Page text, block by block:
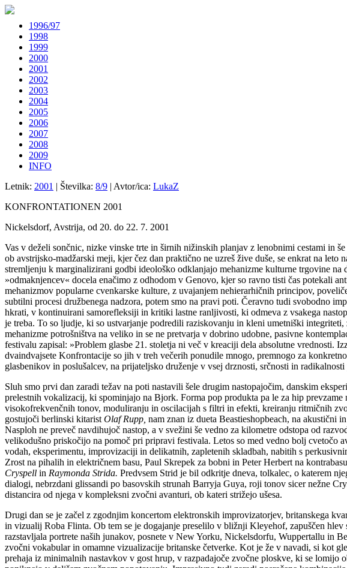
1996/97
1998
1999
2000
2001
2002
2003
2004
2005
2006
2007
2008
2009
INFO
Letnik: 2001 | Številka: 8/9 | Avtor/ica: LukaZ
KONFRONTATIONEN 2001
Nickelsdorf, Avstrija, od 20. do 22. 7. 2001
Vas v deželi sončnic, nizke vinske trte in širnih nižinskih planjav z lenobnimi cestami in
ob avstrijsko-madžarski meji, kjer čez dan praktično ne uzreš žive duše, se enkrat na
stremljenju k marginalizirani godbi ideološko odklanjajo mehanizme kulturne trgovine
»odmaknjencev« docela enačimo z odhodom v Genovo, kjer so ravno tisti čas potekali
mehanizmov popularne cvenkarske kulture, z uvajanjem nehierarhičnih principov,
subtilni procesi družbenega nadzora, potem smo na pravi poti. Čeravno tudi svobodno
hkrati, v kontinuirani samorefleksiji in kritiki lastne ranljivosti, ki odmeva z vsakega
je treba. To so ljudje, ki so ustvarjanje podredili raziskovanju in kleni umetniški
mehanizme potrošništva na veliko in se ne pretvarja v dobrino udobne, pasivne
festivalu zapisal: »Problem glasbe 21. stoletja ni več v kreaciji dela absolutne
dvaindvajsete Konfrontacije so jih v treh večerih ponudile mnogo, premnogo za
glasbenikov in poslušalcev, na prijateljsko druženje v vsej drznosti, srčnosti in radikalnosti
Sluh smo prvi dan zaradi težav na poti nastavili šele drugim nastopajočim, danskim
prelestnih vokalizacij, ki spominjajo na Bjork. Forma pop produkta pa le za hip
visokofrekvenčnih tonov, moduliranju in oscilacijah s filtri in efekti, kreiranju ritmičnih
gostujoči berlinski kitarist Olaf Rupp, nam znan iz dueta Beastieshopbeach, na
Nasploh ne preveč navdihujoč nastop, a v svežini še vedno za kilometre odstopa od
velikodušno priskočijo na pomoč pri pripravi festivala. Letos so med vedno bolj cvetočo
vodah, eksperimentu, improvizaciji in delikatnih, zapletenih skladbah, nabitih s
Zrost na pihalih in električnem basu, Paul Skrepek za bobni in Peter Herbert na
Cryspell in Raymonda Strida. Predvsem Strid je bil odkritje dneva, tolkalec, o katerem
dialogi, nebrzdani glissandi po basovskih strunah Barryja Guya, roji tonov sicer nežne
distancira od njega v kompleksni zvočni avanturi, ob kateri strižejo ušesa.
Drugi dan se je začel z zgodnjim koncertom elektronskih improvizatorjev, britanskega
in vizualij Roba Flinta. Ob tem se je dogajanje preselilo v bližnji Kleyehof, zapuščen
razstavljala portrete naših junakov, posnete v New Yorku, Nickelsdorfu, Wuppertallu in
zvočni vokabular in omamne vizualizacije britanske četverke. Kot je že v navadi, si kot
prehaja iz minimalnih nastavkov v gost hrup, v razpadajoče zvočne ploskve, ki se